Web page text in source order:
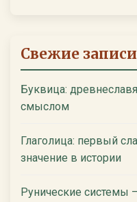
Свежие записи
Буквица:
смыслом
Глаголица: первый
значение в истории
Рунические системы